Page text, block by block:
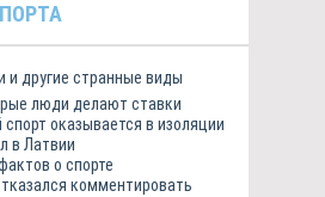
и другие странные виды
люди делают ставки
спорт оказывается в изоляции
в Латвии
о спорте
комментировать